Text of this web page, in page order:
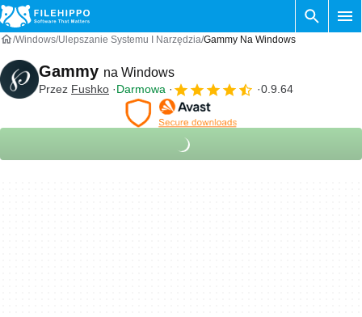
Windows Ulepszanie Systemu I Narzędzia Gammy Na Windows
Gammy na Windows
Przez Fushko Darmowa 0.9.64